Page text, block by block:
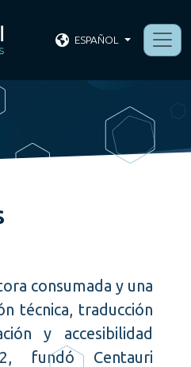
ESPAÑOL
consumada y una
técnica, traducción
y accesibilidad
fundó Centauri